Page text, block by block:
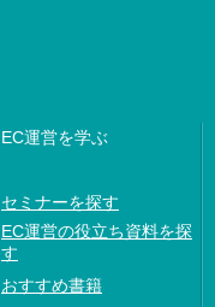
EC運営を学ぶ
セミナーを探す
EC運営の役立ち資料を探
す
おすすめ書籍